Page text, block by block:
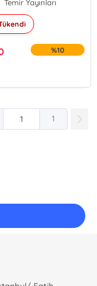
Temir Yayınları
%10
1